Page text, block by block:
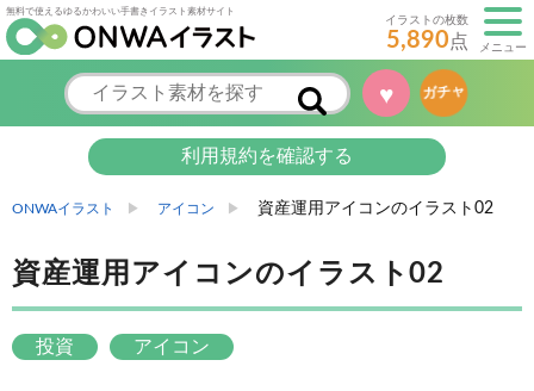
無料で使えるゆるかわいい手書きイラスト素材サイト
イラストの枚数
5,890点 メニュー
♥ ガチャ
利用規約を確認する
ONWAイラスト アイコン 資産運用アイコンのイラスト02
資産運用アイコンのイラスト02
投資 アイコン